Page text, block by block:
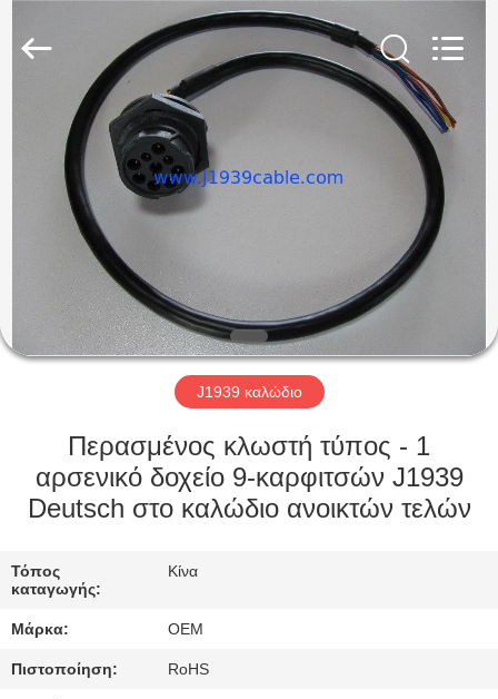
ΣΠΊΤΙ
ΠΡΟΪΌΝΤΑ
ΠΕΡΊΠΟΥ
ΕΜΕΊΣ
ΓΎΡΟΣ
ΕΡΓΟΣΤΑΣΊΩΝ
ΠΟΙΟΤΙΚΌΣ
ΈΛΕΓΧΟΣ
ΜΑΣ
ΕΛΆΤΕ
ΕΠΑΦΉ
Rights
Reserved.
J1939 καλώδιο
Περασμένος κλωστή τύπος - 1
αρσενικό δοχείο 9-καρφιτσών J1939
Deutsch στο καλώδιο ανοικτών τελών
Τόπος
καταγωγής:
Κίνα
Μάρκα: OEM
Πιστοποίηση: RoHS